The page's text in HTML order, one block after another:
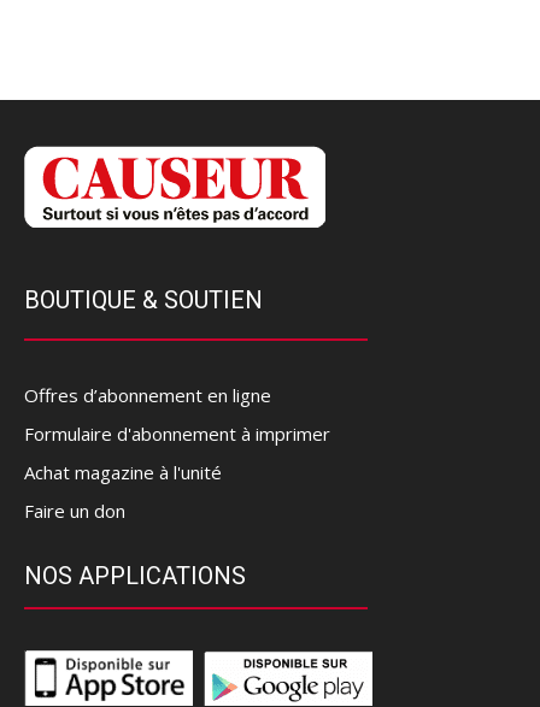
BOUTIQUE & SOUTIEN
Offres d’abonnement en ligne
Formulaire d'abonnement à imprimer
Achat magazine à l'unité
Faire un don
NOS APPLICATIONS